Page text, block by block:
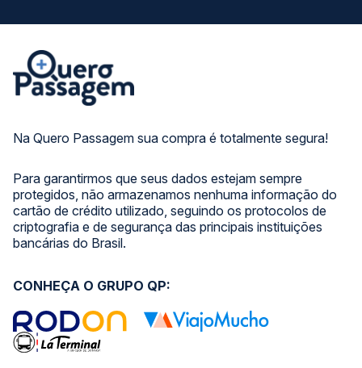
Na Quero Passagem sua compra é totalmente segura!
Para garantirmos que seus dados estejam sempre
protegidos, não armazenamos nenhuma informação do
cartão de crédito utilizado, seguindo os protocolos de
criptografia e de segurança das principais instituições
bancárias do Brasil.
CONHEÇA O GRUPO QP: